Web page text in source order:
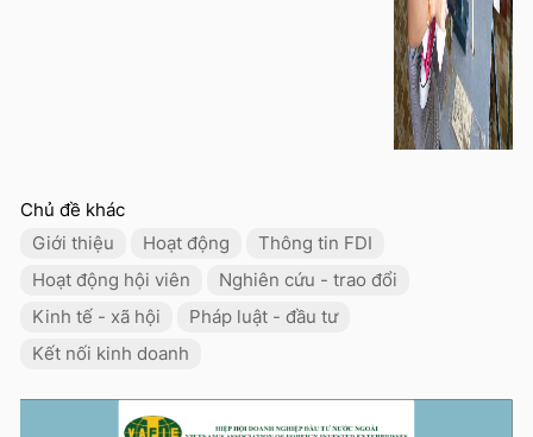
Chủ đề khác
Giới thiệu
Hoạt động
Thông tin FDI
Hoạt động hội viên
Nghiên cứu - trao đổi
Kinh tế - xã hội
Pháp luật - đầu tư
Kết nối kinh doanh